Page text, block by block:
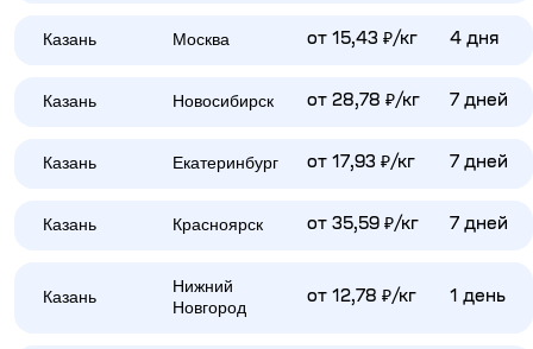
Казань Москва от 15,43 ₽/кг 4 дня
Казань Новосибирск от 28,78 ₽/кг 7 дней
Казань Екатеринбург от 17,93 ₽/кг 7 дней
Казань Красноярск от 35,59 ₽/кг 7 дней
Казань
Нижний
Новгород
от 12,78 ₽/кг 1 день